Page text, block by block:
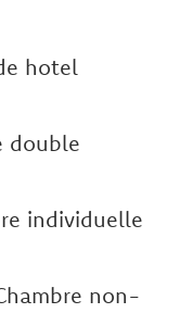
hotel
double
individuelle
non-